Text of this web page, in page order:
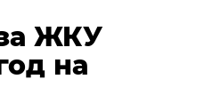
ЖКУ
на